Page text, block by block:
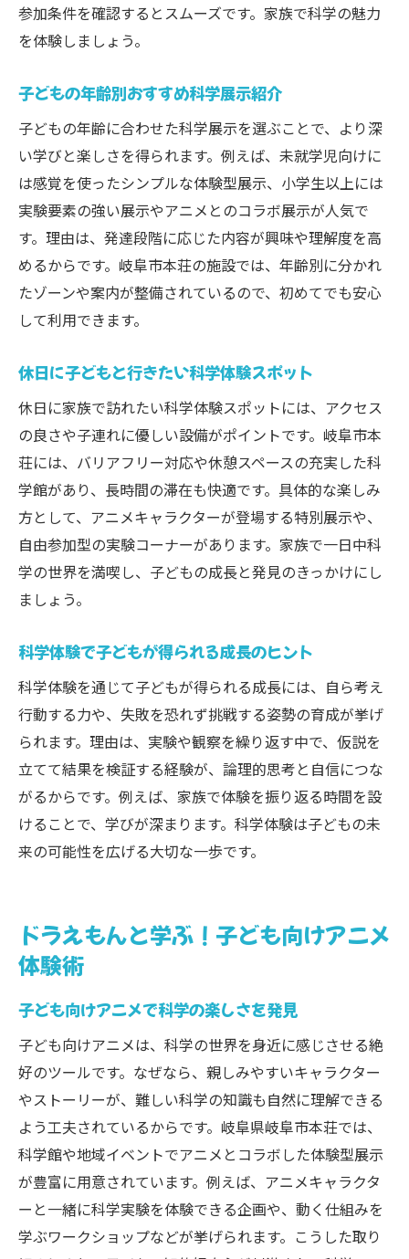
プラネタリウムで子どもの宇宙への憧れ育
成
点
プラネタリウムで家族が共有する感動の瞬
間
子どもの年齢別プラネタリウム活用法
家族で楽しむプラネタリウムの過ごし方
子どもにやさしい施設選びのポイントとは
子ども連れにやさしい施設選びの基準
子ども向け設備が充実した施設の特徴
子どもと安心して利用できる設備の探し方
子ども目線で考える快適な施設選び
子どもにやさしい施設のチェックポイント
無料や予約情報も！科学館活用ガイド
子どもと行ける無料イベント活用方法
子ども向けプラネタリウム予約のポイント
科学館の料金や利用条件を確認するコツ
予約必須イベントで子どもと過ごすコツ
科学とアニメがつなぐ家族の思い出作り
子どもと科学アニメで作る家族の思い出
家族で体験する科学とアニメの融合イベン
ト
子どもが主役の思い出作りに役立つポイン
ト
子どもの感性を刺激する思い出体験術
家族みんなで楽しむ科学アニメイベント紹
参加条件を確認するとスムーズです。家族で科学の魅力
を体験しましょう。
子どもの年齢別おすすめ科学展示紹介
子どもの年齢に合わせた科学展示を選ぶことで、より深
い学びと楽しさを得られます。例えば、未就学児向けに
は感覚を使ったシンプルな体験型展示、小学生以上には
実験要素の強い展示やアニメとのコラボ展示が人気で
す。理由は、発達段階に応じた内容が興味や理解度を高
めるからです。岐阜市本荘の施設では、年齢別に分かれ
たゾーンや案内が整備されているので、初めてでも安心
して利用できます。
休日に子どもと行きたい科学体験スポット
休日に家族で訪れたい科学体験スポットには、アクセス
の良さや子連れに優しい設備がポイントです。岐阜市本
荘には、バリアフリー対応や休憩スペースの充実した科
学館があり、長時間の滞在も快適です。具体的な楽しみ
方として、アニメキャラクターが登場する特別展示や、
自由参加型の実験コーナーがあります。家族で一日中科
学の世界を満喫し、子どもの成長と発見のきっかけにし
ましょう。
科学体験で子どもが得られる成長のヒント
科学体験を通じて子どもが得られる成長には、自ら考え
行動する力や、失敗を恐れず挑戦する姿勢の育成が挙げ
られます。理由は、実験や観察を繰り返す中で、仮説を
立てて結果を検証する経験が、論理的思考と自信につな
がるからです。例えば、家族で体験を振り返る時間を設
けることで、学びが深まります。科学体験は子どもの未
来の可能性を広げる大切な一歩です。
ドラえもんと学ぶ！子ども向けアニメ
体験術
子ども向けアニメで科学の楽しさを発見
子ども向けアニメは、科学の世界を身近に感じさせる絶
好のツールです。なぜなら、親しみやすいキャラクター
やストーリーが、難しい科学の知識も自然に理解できる
よう工夫されているからです。岐阜県岐阜市本荘では、
科学館や地域イベントでアニメとコラボした体験型展示
が豊富に用意されています。例えば、アニメキャラクタ
ーと一緒に科学実験を体験できる企画や、動く仕組みを
学ぶワークショップなどが挙げられます。こうした取り